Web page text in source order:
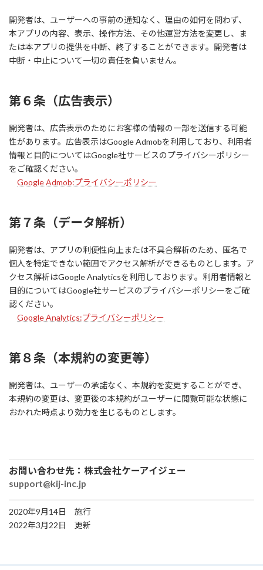
開発者は、ユーザーへの事前の通知なく、理由の如何を問わず、
本アプリの内容、表示、操作方法、その他運営方法を変更し、ま
たは本アプリの提供を中断、終了することができます。開発者は
中断・中止について一切の責任を負いません。
第６条（広告表示）
開発者は、広告表示のためにお客様の情報の一部を送信する可能
性があります。広告表示はGoogle Admobを利用しており、利用者
情報と目的についてはGoogle社サービスのプライバシーポリシー
をご確認ください。
Google Admob:プライバシーポリシー
第７条（データ解析）
開発者は、アプリの利便性向上または不具合解析のため、匿名で
個人を特定できない範囲でアクセス解析ができるものとします。ア
クセス解析はGoogle Analyticsを利用しております。利用者情報と
目的についてはGoogle社サービスのプライバシーポリシーをご確
認ください。
Google Analytics:プライバシーポリシー
第８条（本規約の変更等）
開発者は、ユーザーの承諾なく、本規約を変更することができ、
本規約の変更は、変更後の本規約がユーザーに閲覧可能な状態に
おかれた時点より効力を生じるものとします。
お問い合わせ先：株式会社ケーアイジェー
support@kij-inc.jp
2020年9月14日 施行
2022年3月22日 更新